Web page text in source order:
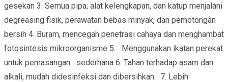
gesekan 3. Semua pipa, alat kelengkapan, dan katup menjalani
degreasing fisik, perawatan bebas minyak, dan pemotongan
bersih 4. Buram, mencegah penetrasi cahaya dan menghambat
fotosintesis mikroorganisme 5. Menggunakan ikatan perekat
untuk pemasangan sederhana 6. Tahan terhadap asam dan
alkali, mudah didesinfeksi dan dibersihkan 7. Lebih